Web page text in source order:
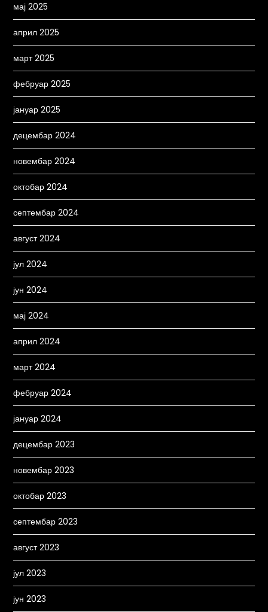
мај 2025
април 2025
март 2025
фебруар 2025
јануар 2025
децембар 2024
новембар 2024
октобар 2024
септембар 2024
август 2024
јул 2024
јун 2024
мај 2024
април 2024
март 2024
фебруар 2024
јануар 2024
децембар 2023
новембар 2023
октобар 2023
септембар 2023
август 2023
јул 2023
јун 2023